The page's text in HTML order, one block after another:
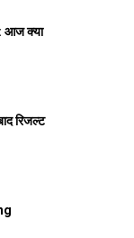
: आज क्या
रिजल्ट